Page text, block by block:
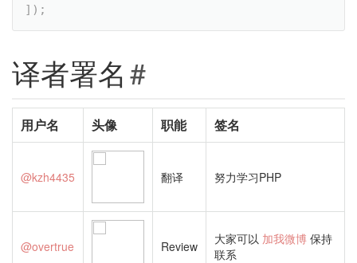
] ) ;
译者署名#
用户名 头像 职能 签名
@kzh4435 翻译 努力学习PHP
@overtrue Review 大家可以 加我微博 保持
联系